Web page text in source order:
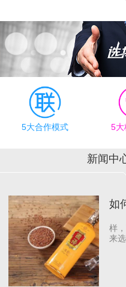
5大合作模式 5大
新闻中
如
样
来